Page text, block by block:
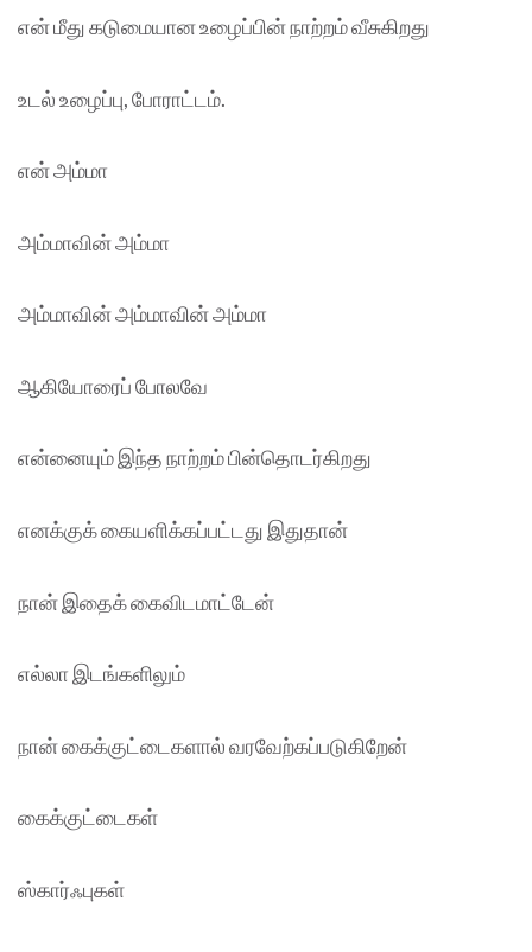
என் மீது கடுமையான உழைப்பின் நாற்றம் வீசுகிறது
உடல் உழைப்பு, போராட்டம்.
என் அம்மா
அம்மாவின் அம்மா
அம்மாவின் அம்மாவின் அம்மா
ஆகியோரைப் போலவே
என்னையும் இந்த நாற்றம் பின்தொடர்கிறது
எனக்குக் கையளிக்கப்பட்டது இதுதான்
நான் இதைக் கைவிடமாட்டேன்
எல்லா இடங்களிலும்
நான் கைக்குட்டைகளால் வரவேற்கப்படுகிறேன்
கைக்குட்டைகள்
ஸ்கார்ஃபுகள்